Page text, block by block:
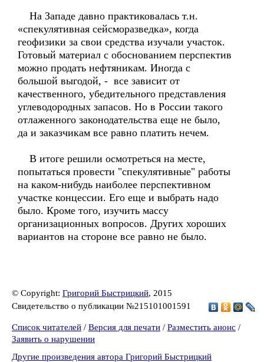
На Западе давно практиковалась т.н.
«спекулятивная сейсморазведка», когда
геофизики за свои средства изучали участок.
Готовый материал с обоснованием перспектив
можно продать нефтяникам. Иногда с
большой выгодой, - все зависит от
качественного, убедительного представления
углеводородных запасов. Но в России такого
отлаженного законодательства еще не было,
да и заказчикам все равно платить нечем.
В итоге решили осмотреться на месте,
попытаться провести "спекулятивные" работы
на каком-нибудь наиболее перспективном
участке концессии. Его еще и выбрать надо
было. Кроме того, изучить массу
организационных вопросов. Других хороших
вариантов на стороне все равно не было.
© Copyright: Григорий Быстрицкий, 2015
Свидетельство о публикации №215101001591
Список читателей / Версия для печати / Разместить анонс /
Заявить о нарушении
Другие произведения автора Григорий Быстрицкий